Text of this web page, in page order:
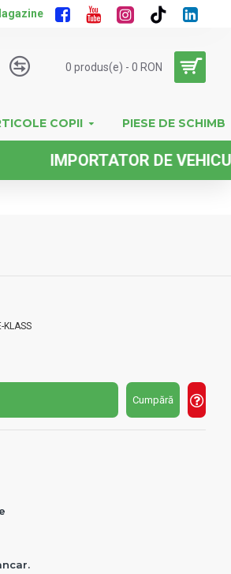
0 produs(e) - 0 RON
COPII PIESE DE SCHIMB
IMPORTATOR DE VEHICULE
KLASS
Cumpără